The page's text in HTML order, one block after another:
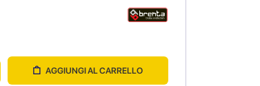
AGGIUNGI AL CARRELLO